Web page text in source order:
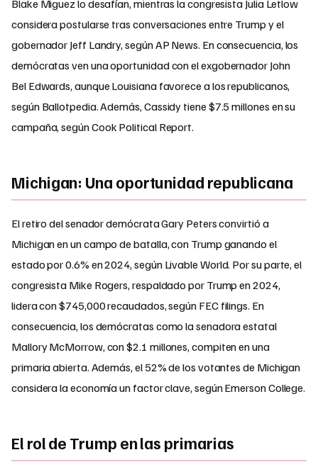
Blake Miguez lo desafían, mientras la congresista Julia Letlow
considera postularse tras conversaciones entre Trump y el
gobernador Jeff Landry, según AP News. En consecuencia, los
demócratas ven una oportunidad con el exgobernador John
Bel Edwards, aunque Louisiana favorece a los republicanos,
según Ballotpedia. Además, Cassidy tiene $7.5 millones en su
campaña, según Cook Political Report.
Michigan: Una oportunidad republicana
El retiro del senador demócrata Gary Peters convirtió a
Michigan en un campo de batalla, con Trump ganando el
estado por 0.6% en 2024, según Livable World. Por su parte, el
congresista Mike Rogers, respaldado por Trump en 2024,
lidera con $745,000 recaudados, según FEC filings. En
consecuencia, los demócratas como la senadora estatal
Mallory McMorrow, con $2.1 millones, compiten en una
primaria abierta. Además, el 52% de los votantes de Michigan
considera la economía un factor clave, según Emerson College.
El rol de Trump en las primarias